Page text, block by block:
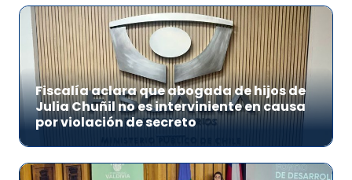
Fiscalía aclara que abogada de hijos de
Julia Chuñil no es interviniente en causa
por violación de secreto